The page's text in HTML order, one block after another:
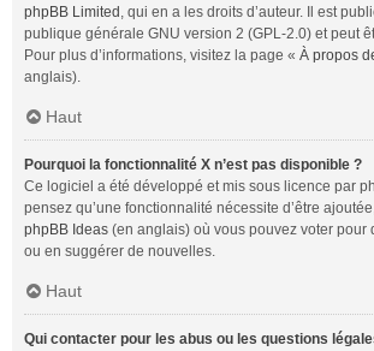
phpBB Limited , qui en a les droits d’auteur. Il est
publique générale GNU version 2 (GPL-2.0) et peut
Pour plus d’informations, visitez la page « À propos
anglais).
Haut
Pourquoi la fonctionnalité X n’est pas disponible ?
Ce logiciel a été développé et mis sous licence par
pensez qu’une fonctionnalité nécessite d’être
phpBB Ideas (en anglais) où vous pouvez voter pour
ou en suggérer de nouvelles.
Haut
Qui contacter pour les abus ou les questions